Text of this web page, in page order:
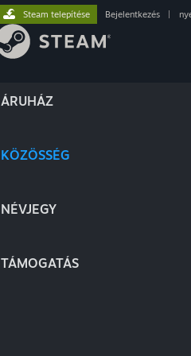
ÁRUHÁZ
KÖZÖSSÉG
NÉVJEGY
TÁMOGATÁS
Steam telepítése Bejelentkezés